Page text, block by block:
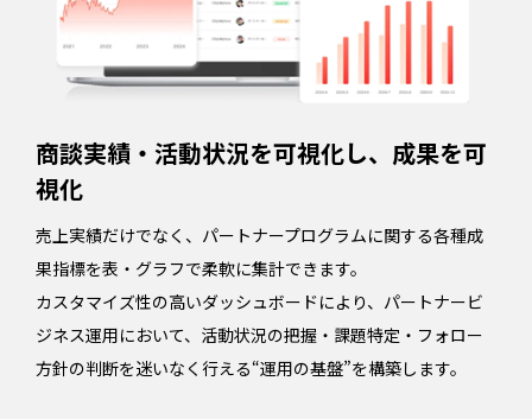
商談実績・活動状況を可視化し、成果を可
視化
売上実績だけでなく、パートナープログラムに関する各種成
果指標を表・グラフで柔軟に集計できます。
カスタマイズ性の高いダッシュボードにより、パートナービ
ジネス運用において、活動状況の把握・課題特定・フォロー
方針の判断を迷いなく行える“運用の基盤”を構築します。